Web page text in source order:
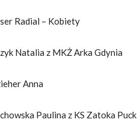
Radial – Kobiety
Natalia z MKŻ Arka Gdynia
Anna
Paulina z KS Zatoka Puck